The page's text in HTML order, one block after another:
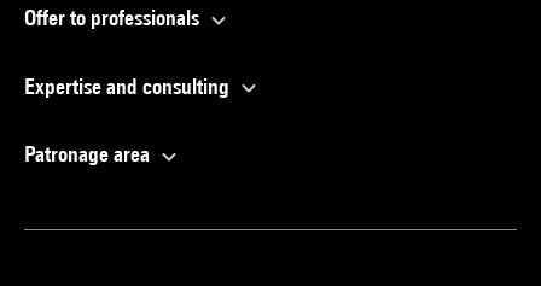
Offer to professionals
Expertise and consulting
Patronage area